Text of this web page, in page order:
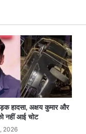
हादसा, अक्षय कुमार और
नहीं आई चोट
2026